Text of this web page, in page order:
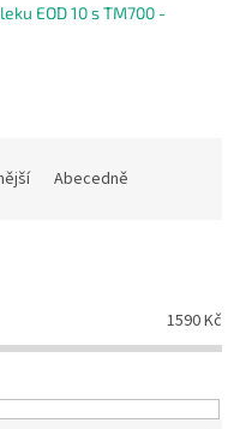
EOD 10 s TM700 -
Abecedně
1590Kč